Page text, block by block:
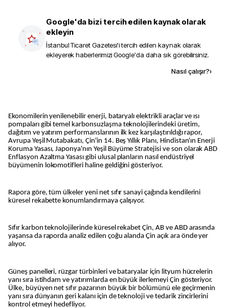
Google'da bizi tercih edilen kaynak olarak
ekleyin
İstanbul Ticaret Gazetesi'i tercih edilen kaynak olarak
ekleyerek haberlerimizi Google'da daha sık görebilirsiniz.
Nasıl çalışır?›
Ekonomilerin yenilenebilir enerji, bataryalı elektrikli araçlar ve ısı
pompaları gibi temel karbonsuzlaşma teknolojilerindeki üretim,
dağıtım ve yatırım performanslarının ilk kez karşılaştırıldığı rapor,
Avrupa Yeşil Mutabakatı, Çin'in 14. Beş Yıllık Planı, Hindistan'ın Enerji
Koruma Yasası, Japonya'nın Yeşil Büyüme Stratejisi ve son olarak ABD
Enflasyon Azaltma Yasası gibi ulusal planların nasıl endüstriyel
büyümenin lokomotifleri haline geldiğini gösteriyor.
Rapora göre, tüm ülkeler yeni net sıfır sanayi çağında kendilerini
küresel rekabette konumlandırmaya çalışıyor.
Sıfır karbon teknolojilerinde küresel rekabet Çin, AB ve ABD arasında
yaşansa da raporda analiz edilen çoğu alanda Çin açık ara önde yer
alıyor.
Güneş panelleri, rüzgar türbinleri ve bataryalar için lityum hücrelerin
yanı sıra istihdam ve yatırımlarda en büyük ilerlemeyi Çin gösteriyor.
Ülke, büyüyen net sıfır pazarının büyük bir bölümünü ele geçirmenin
yanı sıra dünyanın geri kalanı için de teknoloji ve tedarik zincirlerini
kontrol etmeyi hedefliyor.